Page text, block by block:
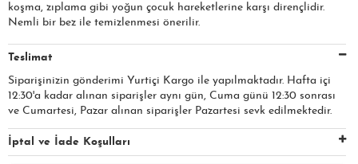
koşma, zıplama gibi yoğun çocuk hareketlerine karşı dirençlidir.
Nemli bir bez ile temizlenmesi önerilir.
Teslimat
Siparişinizin gönderimi Yurtiçi Kargo ile yapılmaktadır. Hafta içi
12:30'a kadar alınan siparişler aynı gün, Cuma günü 12:30 sonrası
ve Cumartesi, Pazar alınan siparişler Pazartesi sevk edilmektedir.
İptal ve İade Koşulları